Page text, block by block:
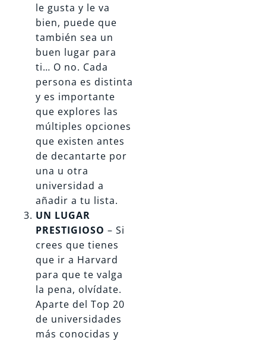
le gusta y le va
bien, puede que
también sea un
buen lugar para
ti… O no. Cada
persona es distinta
y es importante
que explores las
múltiples opciones
que existen antes
de decantarte por
una u otra
universidad a
añadir a tu lista.
UN LUGAR
PRESTIGIOSO – Si
crees que tienes
que ir a Harvard
para que te valga
la pena, olvídate.
Aparte del Top 20
de universidades
más conocidas y